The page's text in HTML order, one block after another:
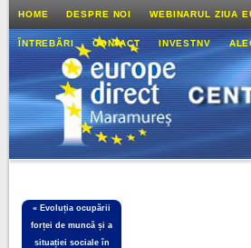
HOME DESPRE NOI WEBINARUL ZIUA
ÎNTREBĂRI CONTACT INVESTNV
« Evoluția ocupării
forței de muncă și a
situației sociale în